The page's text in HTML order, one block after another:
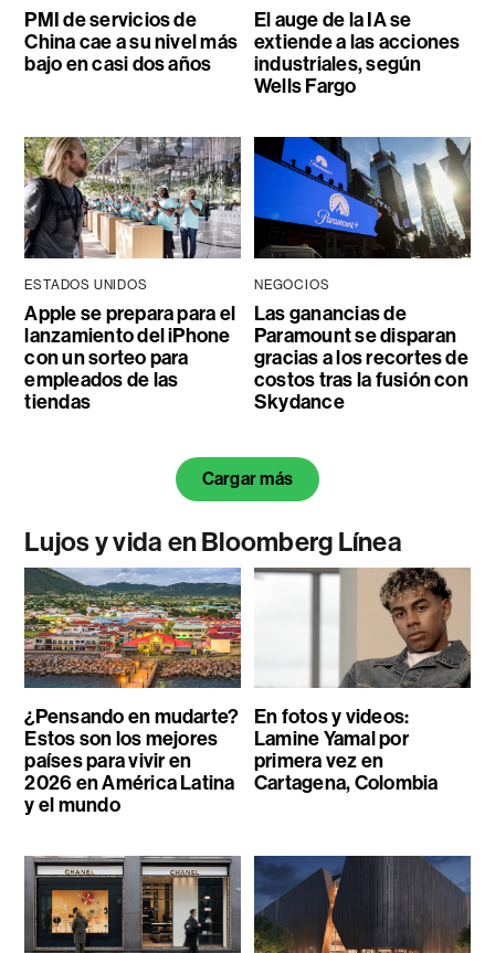
PMI de servicios de
China cae a su nivel más
bajo en casi dos años
El auge de la IA se
extiende a las acciones
industriales, según
Wells Fargo
ESTADOS UNIDOS
Apple se prepara para el
lanzamiento del iPhone
con un sorteo para
empleados de las
tiendas
NEGOCIOS
Las ganancias de
Paramount se disparan
gracias a los recortes de
costos tras la fusión con
Skydance
Cargar más
Lujos y vida en Bloomberg Línea
¿Pensando en mudarte?
Estos son los mejores
países para vivir en
2026 en América Latina
y el mundo
En fotos y videos:
Lamine Yamal por
primera vez en
Cartagena, Colombia